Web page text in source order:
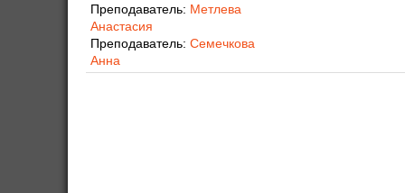
Преподаватель: Метлева
Анастасия
Преподаватель: Семечкова
Анна